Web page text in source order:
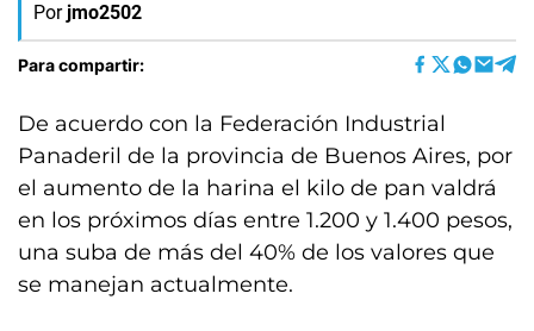
Por jmo2502
Para compartir:
De acuerdo con la Federación Industrial
Panaderil de la provincia de Buenos Aires, por
el aumento de la harina el kilo de pan valdrá
en los próximos días entre 1.200 y 1.400 pesos,
una suba de más del 40% de los valores que
se manejan actualmente.